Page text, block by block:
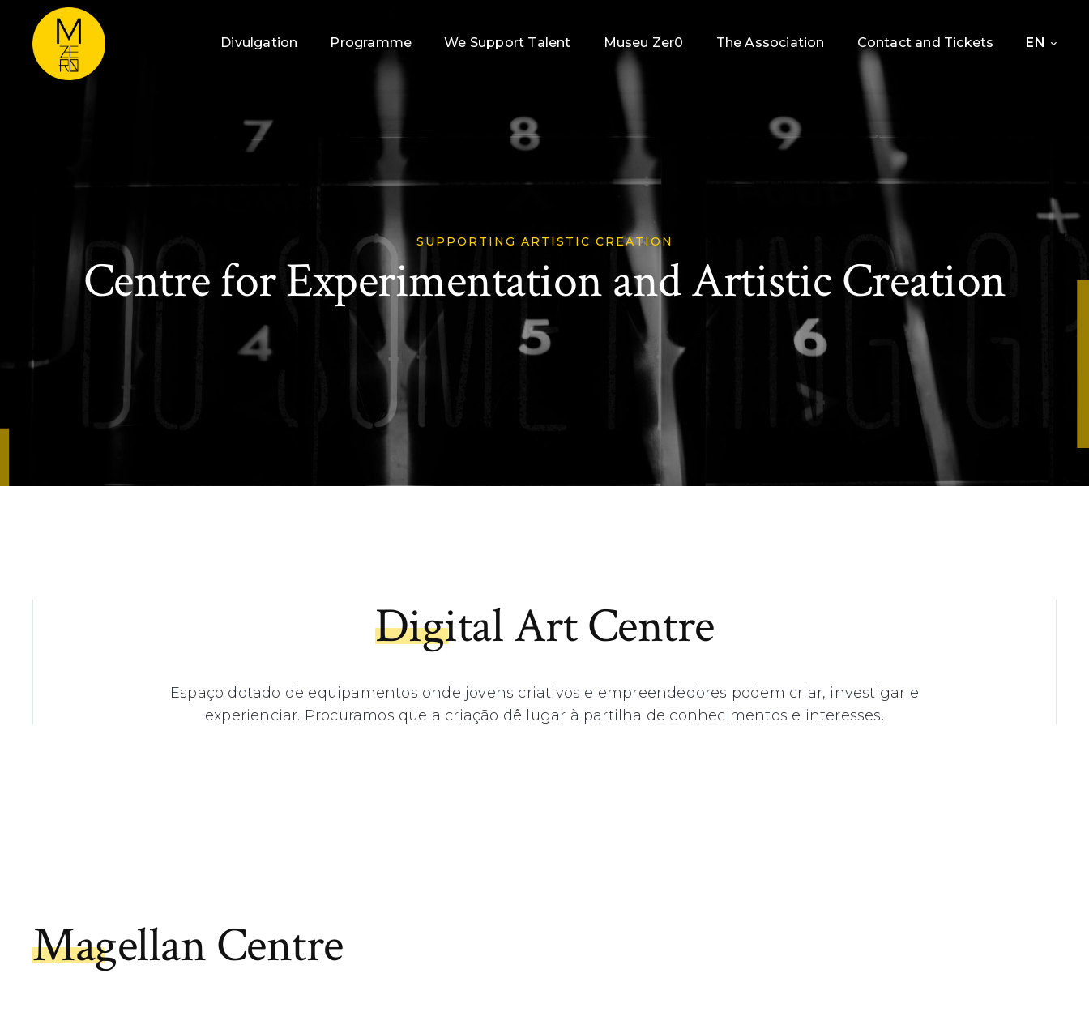
Divulgation Programme We Support Talent Museu Zer0 The Association Contact and Tickets EN
SUPPORTING ARTISTIC CREATION
Centre for Experimentation and Artistic Creation
Digital Art Centre
Espaço dotado de equipamentos onde jovens criativos e empreendedores podem criar, investigar e
experienciar. Procuramos que a criação dê lugar à partilha de conhecimentos e interesses.
Magellan Centre